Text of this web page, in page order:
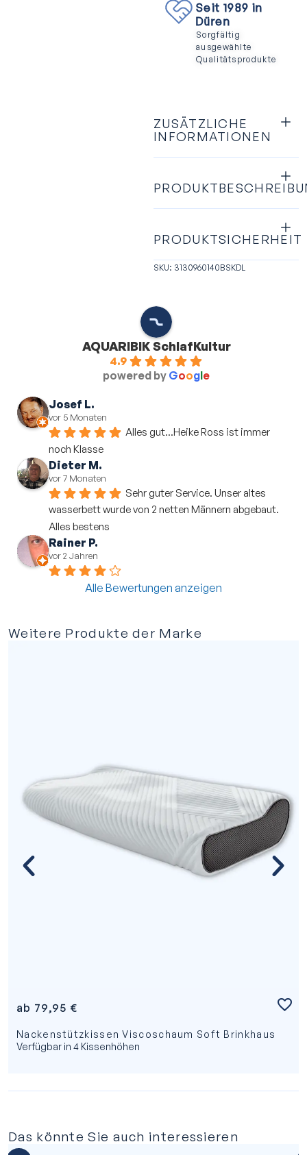
Seit 1989 in
Düren
Sorgfältig
ausgewählte
Qualitätsprodukte
ZUSÄTZLICHE
INFORMATIONEN
PRODUKTSICHERHEIT
SKU: 3130960140BSKDL
AQUARIBIK SchlafKultur
4.9
powered by Google
Josef L.
vor 5 Monaten
Alles gut...Heike Ross ist immer
noch Klasse
Dieter M.
vor 7 Monaten
Sehr guter Service. Unser altes
wasserbett wurde von 2 netten Männern abgebaut.
Alles bestens
Rainer P.
vor 2 Jahren
Alle Bewertungen anzeigen
Weitere Produkte der Marke
ab 79,95 €
Nackenstützkissen Viscoschaum Soft Brinkhaus
Verfügbar in 4 Kissenhöhen
Das könnte Sie auch interessieren